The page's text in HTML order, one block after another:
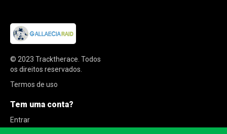
© 2023 Tracktherace. Todos
os direitos reservados.
Termos de uso
Tem uma conta?
Entrar